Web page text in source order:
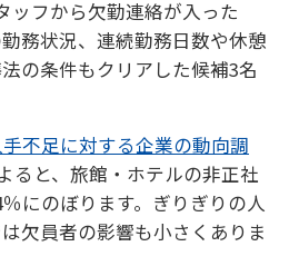
ッフから欠勤連絡が入った
務状況、連続勤務日数や休憩
の条件もクリアした候補3名
手不足に対する企業の動向調
ると、旅館・ホテルの非正社
にのぼります。ぎりぎりの人
欠員者の影響も小さくありま